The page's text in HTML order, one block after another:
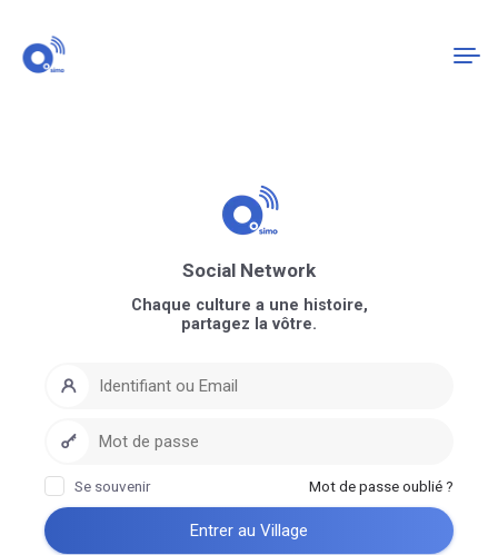
Social Network
Chaque culture a une histoire,
partagez la vôtre.
Se souvenir Mot de passe oublié ?
Entrer au Village